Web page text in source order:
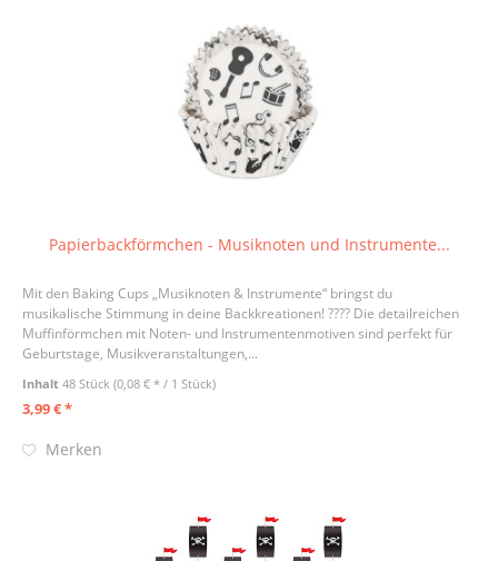
Papierbackförmchen - Musiknoten und Instrumente...
Mit den Baking Cups „Musiknoten & Instrumente“ bringst du
musikalische Stimmung in deine Backkreationen! ???? Die detailreichen
Muffinförmchen mit Noten- und Instrumentenmotiven sind perfekt für
Geburtstage, Musikveranstaltungen,...
Inhalt48 Stück(0,08 € * / 1 Stück)
3,99 € *
Merken